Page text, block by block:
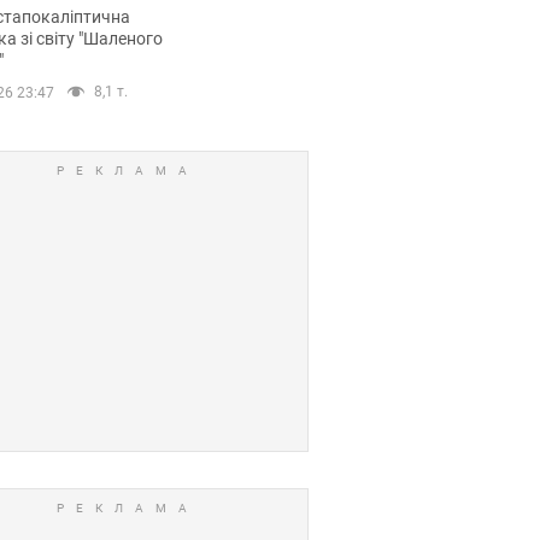
FPV-дронів.
зі світу "Шаленого
23:47 8,1 т.